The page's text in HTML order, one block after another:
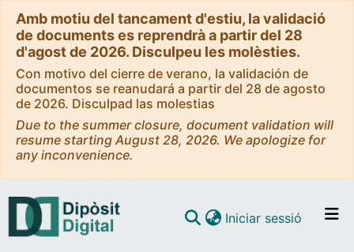
Amb motiu del tancament d'estiu, la validació
de documents es reprendrà a partir del 28
d'agost de 2026. Disculpeu les molèsties.
Con motivo del cierre de verano, la validación de
documentos se reanudará a partir del 28 de agosto
de 2026. Disculpad las molestias
Due to the summer closure, document validation will
resume starting August 28, 2026. We apologize for
any inconvenience.
Iniciar sessió (current)